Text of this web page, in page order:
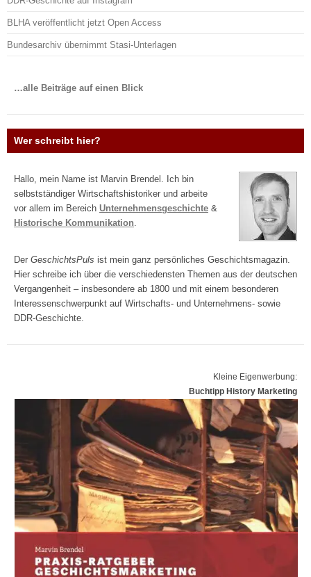
BLHA veröffentlicht jetzt Open Access
Bundesarchiv übernimmt Stasi-Unterlagen
…alle Beiträge auf einen Blick
Wer schreibt hier?
Hallo, mein Name ist Marvin Brendel. Ich bin
selbstständiger Wirtschaftshistoriker und arbeite
vor allem im Bereich Unternehmensgeschichte &
Historische Kommunikation.
Der GeschichtsPuls ist mein ganz persönliches Geschichtsmagazin.
Hier schreibe ich über die verschiedensten Themen aus der deutschen
Vergangenheit – insbesondere ab 1800 und mit einem besonderen
Interessenschwerpunkt auf Wirtschafts- und Unternehmens- sowie
DDR-Geschichte.
Kleine Eigenwerbung:
Buchtipp History Marketing